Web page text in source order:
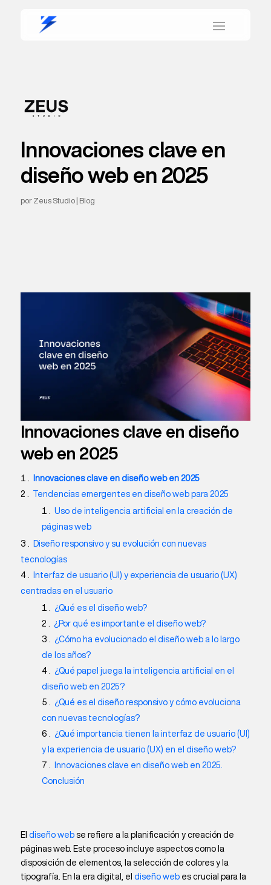
Innovaciones clave en
diseño web en 2025
por Zeus Studio| Blog
Innovaciones clave en diseño
web en 2025
Innovaciones clave en diseño web en 2025
Tendencias emergentes en diseño web para 2025
Uso de inteligencia artificial en la creación de
páginas web
Diseño responsivo y su evolución con nuevas
tecnologías
Interfaz de usuario (UI) y experiencia de usuario (UX)
centradas en el usuario
¿Qué es el diseño web?
¿Por qué es importante el diseño web?
¿Cómo ha evolucionado el diseño web a lo largo
de los años?
¿Qué papel juega la inteligencia artificial en el
diseño web en 2025?
¿Qué es el diseño responsivo y cómo evoluciona
con nuevas tecnologías?
¿Qué importancia tienen la interfaz de usuario (UI)
y la experiencia de usuario (UX) en el diseño web?
Innovaciones clave en diseño web en 2025.
Conclusión
El diseño webse refiere a la planificación y creación de
páginas web. Este proceso incluye aspectos como la
disposición de elementos, la selección de colores y la
tipografía. En la era digital, el diseño webes crucial para la